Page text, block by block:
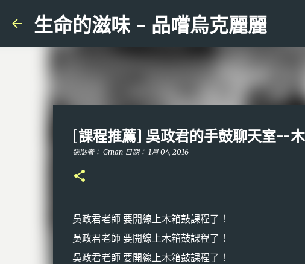
生命的滋味 - 品嚐烏克麗麗
[課程推薦] 吳政君的手鼓聊天室--
張貼者： Gman 日期： 1月 04, 2016
吳政君老師 要開線上木箱鼓課程了！
吳政君老師 要開線上木箱鼓課程了！
吳政君老師 要開線上木箱鼓課程了！